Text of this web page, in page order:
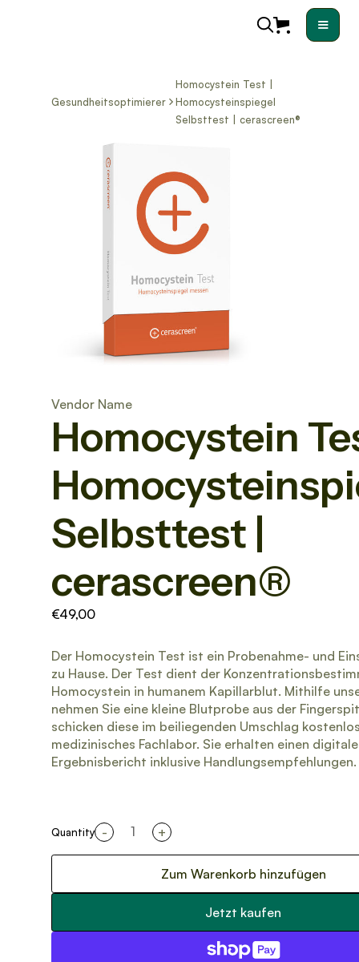
Gesundheitsoptimierer
Homocystein Test |
Homocysteinspiegel
Selbsttest | cerascreen®
Vendor Name
Homocystein
Selbsttest |
cerascreen®
€49,00
Der Homocystein Test ist ein Probenahme- und
zu Hause. Der Test dient der
Homocystein in humanem Kapillarblut. Mithilfe
nehmen Sie eine kleine Blutprobe aus der
schicken diese im beiliegenden Umschlag
medizinisches Fachlabor. Sie erhalten einen
Ergebnisbericht inklusive Handlungsempfehlungen.
Quantity - +
Zum Warenkorb hinzufügen
Jetzt kaufen